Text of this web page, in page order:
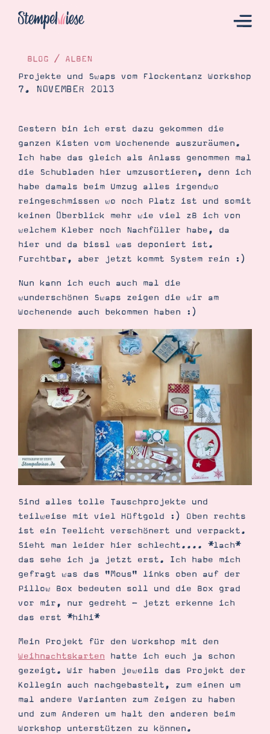
Katalog
Bestellen
Kontakt
Angebote
Demonstrator werden
Blog
Gutscheine
Produkte erklärt
Über Stampin’ Up!
Tipps & Tricks
Ordnungstipps
Suche Impressum
BLOG / ALBEN
Projekte und Swaps vom Flockentanz Workshop
7. NOVEMBER 2013
Gestern bin ich erst dazu gekommen die
ganzen Kisten vom Wochenende auszuräumen.
Ich habe das gleich als Anlass genommen mal
die Schubladen hier umzusortieren, denn ich
habe damals beim Umzug alles irgendwo
reingeschmissen wo noch Platz ist und somit
keinen Überblick mehr wie viel zB ich von
welchem Kleber noch Nachfüller habe, da
hier und da bissl was deponiert ist.
Furchtbar, aber jetzt kommt System rein :)
Nun kann ich euch auch mal die
wunderschönen Swaps zeigen die wir am
Wochenende auch bekommen haben :)
Sind alles tolle Tauschprojekte und
teilweise mit viel Hüftgold :) Oben rechts
ist ein Teelicht verschönert und verpackt.
Sieht man leider hier schlecht.... *lach*
das sehe ich ja jetzt erst. Ich habe mich
gefragt was das "Mous" links oben auf der
Pillow Box bedeuten soll und die Box grad
vor mir, nur gedreht - jetzt erkenne ich
das erst *hihi*
Mein Projekt für den Workshop mit den
Weihnachtskarten hatte ich euch ja schon
gezeigt. Wir haben jeweils das Projekt der
Kollegin auch nachgebastelt, zum einen um
mal andere Varianten zum Zeigen zu haben
und zum Anderen um halt den anderen beim
Workshop unterstützen zu können.